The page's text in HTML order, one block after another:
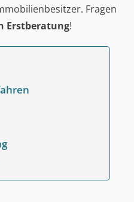
Fragen
Erstberatung!